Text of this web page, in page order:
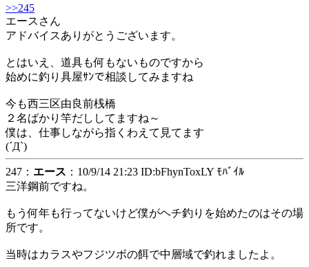
>>245
エースさん
アドバイスありがとうございます。
とはいえ、道具も何もないものですから
始めに釣り具屋ｻﾝで相談してみますね
今も西三区由良前桟橋
２名ばかり竿だししてますね～
僕は、仕事しながら指くわえて見てます
(´Д`)
247： エース ：10/9/14 21:23 ID:bFhynToxLY ﾓﾊﾞｲﾙ
三洋鋼前ですね。
もう何年も行ってないけど僕がヘチ釣りを始めたのはその場
所です。
当時はカラスやフジツボの餌で中層域で釣れましたよ。